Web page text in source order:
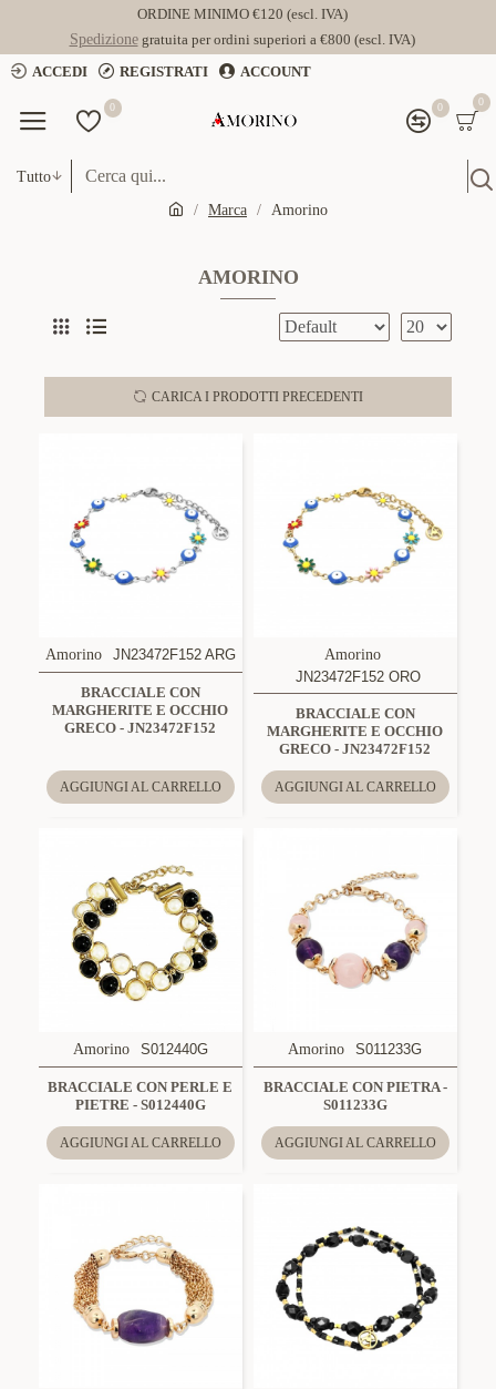
ORDINE MINIMO €120 (escl. IVA)
Spedizionegratuita per ordini superiori a €800 (escl. IVA)
ACCEDI
REGISTRATI ACCOUNT
0 0 0
Tutto
Marca Amorino
AMORINO
CARICA I PRODOTTI PRECEDENTI
Amorino JN23472F152 ARG
BRACCIALE CON
MARGHERITE E OCCHIO
GRECO - JN23472F152
AGGIUNGI AL CARRELLO
Amorino
JN23472F152 ORO
BRACCIALE CON
MARGHERITE E OCCHIO
GRECO - JN23472F152
AGGIUNGI AL CARRELLO
Amorino S012440G
BRACCIALE CON PERLE E
PIETRE - S012440G
AGGIUNGI AL CARRELLO
Amorino S011233G
BRACCIALE CON PIETRA -
S011233G
AGGIUNGI AL CARRELLO